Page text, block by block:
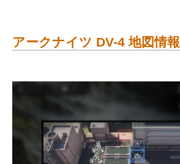
アークナイツ DV-4 地図情報